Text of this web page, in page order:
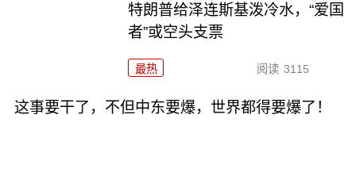
特朗普给泽连斯基泼冷水，“爱国
者”或空头支票
最热 阅读 3115
这事要干了，不但中东要爆，世界都得要爆了！